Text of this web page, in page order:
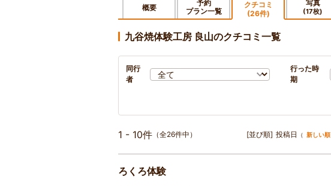
概要
予約
プラン一覧
クチコミ
(26件)
写真
(17枚)
九谷焼体験工房 良山のクチコミ一覧
同行
者
行った時
期
1 - 10件 （全26件中） [並び順] 投稿日 （ 新しい順
ろくろ体験